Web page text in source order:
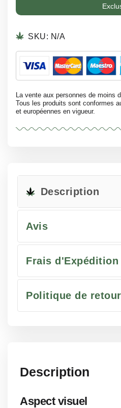
SKU: N/A
La vente aux personnes de moins
Tous les produits sont conformes
et européennes en vigueur.
Description
Avis
Frais d'Expédition
Politique de retour
Description
Aspect visuel